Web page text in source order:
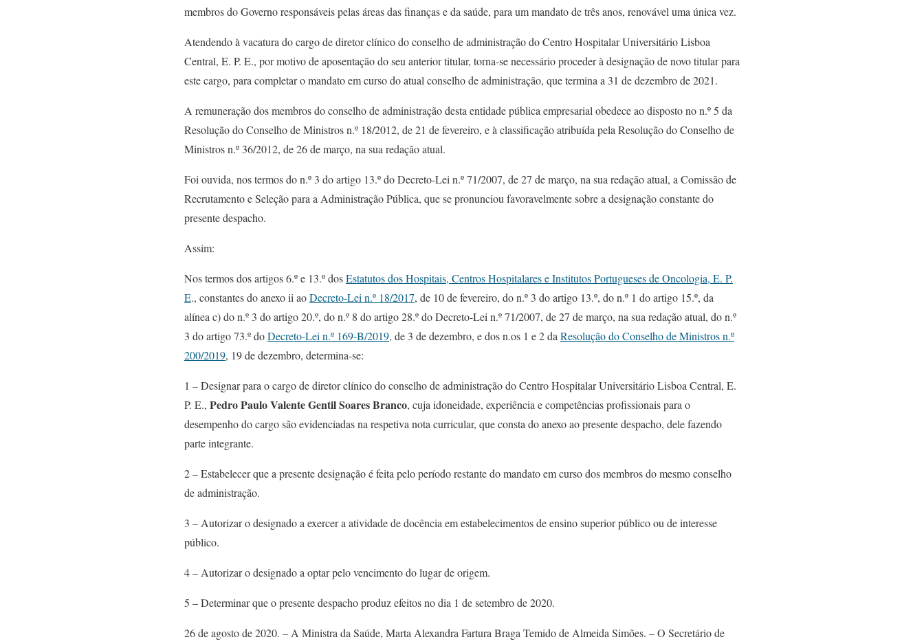
membros do Governo responsáveis pelas áreas das finanças e da saúde, para um mandato de três anos, renovável uma única vez.
Atendendo à vacatura do cargo de diretor clínico do conselho de administração do Centro Hospitalar Universitário Lisboa
Central, E. P. E., por motivo de aposentação do seu anterior titular, torna-se necessário proceder à designação de novo titular para
este cargo, para completar o mandato em curso do atual conselho de administração, que termina a 31 de dezembro de 2021.
A remuneração dos membros do conselho de administração desta entidade pública empresarial obedece ao disposto no n.º 5 da
Resolução do Conselho de Ministros n.º 18/2012, de 21 de fevereiro, e à classificação atribuída pela Resolução do Conselho de
Ministros n.º 36/2012, de 26 de março, na sua redação atual.
Foi ouvida, nos termos do n.º 3 do artigo 13.º do Decreto-Lei n.º 71/2007, de 27 de março, na sua redação atual, a Comissão de
Recrutamento e Seleção para a Administração Pública, que se pronunciou favoravelmente sobre a designação constante do
presente despacho.
Assim:
Nos termos dos artigos 6.º e 13.º dosEstatutos dos Hospitais, Centros Hospitalares e Institutos Portugueses de Oncologia, E. P.
E., constantes do anexo ii aoDecreto-Lei n.º 18/2017, de 10 de fevereiro, do n.º 3 do artigo 13.º, do n.º 1 do artigo 15.º, da
alínea c) do n.º 3 do artigo 20.º, do n.º 8 do artigo 28.º do Decreto-Lei n.º 71/2007, de 27 de março, na sua redação atual, do n.º
3 do artigo 73.º doDecreto-Lei n.º 169-B/2019, de 3 de dezembro, e dos n.os 1 e 2 da Resolução do Conselho de Ministros n.º
200/2019, 19 de dezembro, determina-se:
1 – Designar para o cargo de diretor clínico do conselho de administração do Centro Hospitalar Universitário Lisboa Central, E.
P. E., Pedro Paulo Valente Gentil Soares Branco, cuja idoneidade, experiência e competências profissionais para o
desempenho do cargo são evidenciadas na respetiva nota curricular, que consta do anexo ao presente despacho, dele fazendo
parte integrante.
2 – Estabelecer que a presente designação é feita pelo período restante do mandato em curso dos membros do mesmo conselho
de administração.
3 – Autorizar o designado a exercer a atividade de docência em estabelecimentos de ensino superior público ou de interesse
público.
4 – Autorizar o designado a optar pelo vencimento do lugar de origem.
5 – Determinar que o presente despacho produz efeitos no dia 1 de setembro de 2020.
26 de agosto de 2020. – A Ministra da Saúde, Marta Alexandra Fartura Braga Temido de Almeida Simões. – O Secretário de